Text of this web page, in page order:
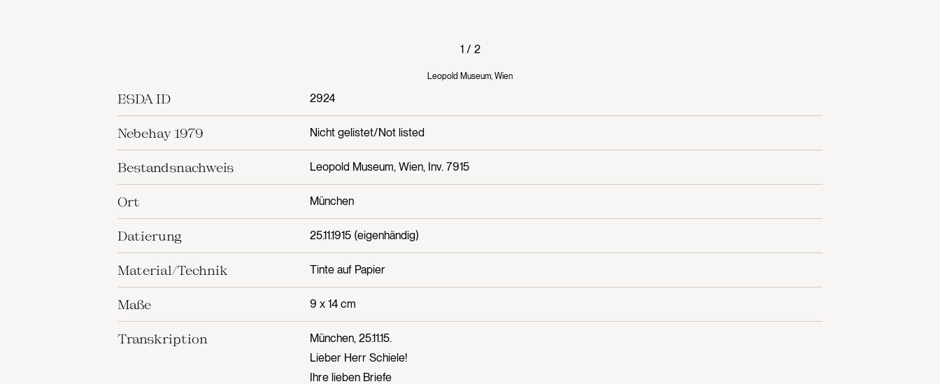
1/ 2
Leopold Museum, Wien
ESDA ID 2924
Nebehay 1979 Nicht gelistet/Not listed
Bestandsnachweis Leopold Museum, Wien, Inv. 7915
Ort München
Datierung 25.11.1915 (eigenhändig)
Material/Technik Tinte auf Papier
Maße 9 x 14 cm
Transkription
München, 25.11.15.
Lieber Herr Schiele!
Ihre lieben Briefe